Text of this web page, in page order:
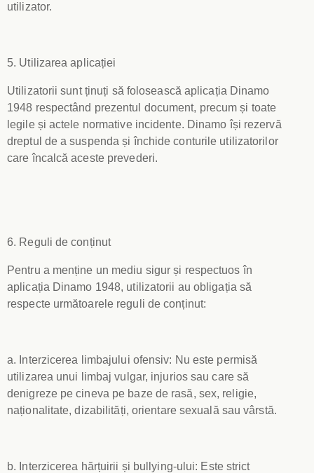
utilizator.
5. Utilizarea aplicației
Utilizatorii sunt ținuți să folosească aplicația Dinamo
1948 respectând prezentul document, precum și toate
legile și actele normative incidente. Dinamo își rezervă
dreptul de a suspenda și închide conturile utilizatorilor
care încalcă aceste prevederi.
6. Reguli de conținut
Pentru a menține un mediu sigur și respectuos în
aplicația Dinamo 1948, utilizatorii au obligația să
respecte următoarele reguli de conținut:
a. Interzicerea limbajului ofensiv: Nu este permisă
utilizarea unui limbaj vulgar, injurios sau care să
denigreze pe cineva pe baze de rasă, sex, religie,
naționalitate, dizabilități, orientare sexuală sau vârstă.
b. Interzicerea hărțuirii și bullying-ului: Este strict